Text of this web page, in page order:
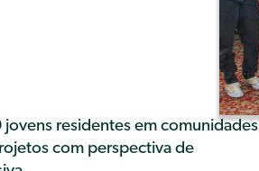
residentes em comunidades
com perspectiva de